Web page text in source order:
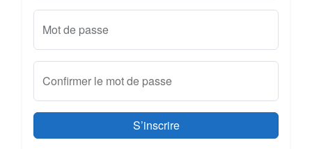
Mot de passe
Confirmer le mot de passe
S’inscrire